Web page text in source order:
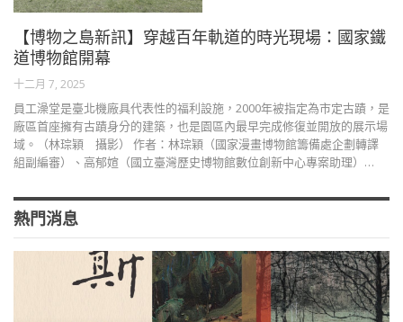
【博物之島新訊】穿越百年軌道的時光現場：國家鐵
道博物館開幕
十二月 7, 2025
員工澡堂是臺北機廠具代表性的福利設施，2000年被指定為市定古蹟，是
廠區首座擁有古蹟身分的建築，也是園區內最早完成修復並開放的展示場
域。（林琮穎 攝影） 作者：林琮穎（國家漫畫博物館籌備處企劃轉譯
組副編審）、高郁媗（國立臺灣歷史博物館數位創新中心專案助理）…
熱門消息